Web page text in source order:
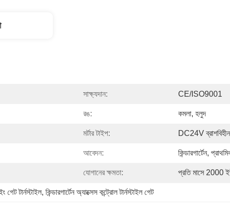
সাক্ষ্যদান: CE/ISO9001
রঙ: কমলা, হলুদ
মর্টার টাইপ: DC24V
আবেদন: কিন্ডারগার্টেন,
যোগানের ক্ষমতা: প্রতি মাসে 2000
গেট টার্নস্টাইল, কিন্ডারগার্টেন অ্যাক্সেস কন্ট্রোল টার্নস্টাইল গেট